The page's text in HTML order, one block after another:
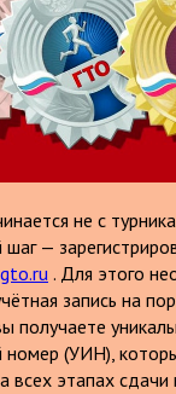
не с
—
gto.ru . Для этого
запись на
получаете
номер (УИН),
всех этапах сдачи